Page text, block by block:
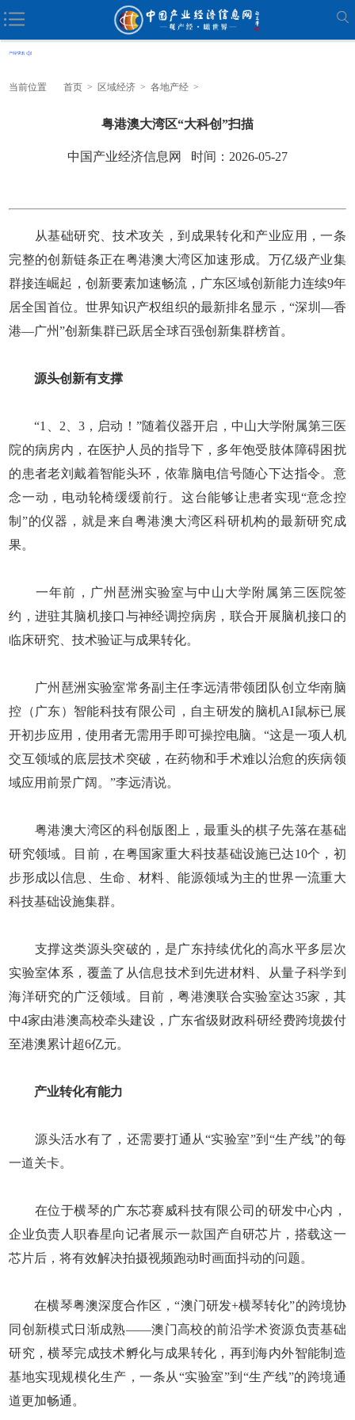
当前位置 首页 > 区域经济 > 各地产经 >
粤港澳大湾区“大科创”扫描
中国产业经济信息网 时间：2026-05-27
从基础研究、技术攻关，到成果转化和产业应用，一条
完整的创新链条正在粤港澳大湾区加速形成。万亿级产业集
群接连崛起，创新要素加速畅流，广东区域创新能力连续9年
居全国首位。世界知识产权组织的最新排名显示，“深圳—香
港—广州”创新集群已跃居全球百强创新集群榜首。
源头创新有支撑
“1、2、3，启动！”随着仪器开启，中山大学附属第三医
院的病房内，在医护人员的指导下，多年饱受肢体障碍困扰
的患者老刘戴着智能头环，依靠脑电信号随心下达指令。意
念一动，电动轮椅缓缓前行。这台能够让患者实现“意念控
制”的仪器，就是来自粤港澳大湾区科研机构的最新研究成
果。
一年前，广州琶洲实验室与中山大学附属第三医院签
约，进驻其脑机接口与神经调控病房，联合开展脑机接口的
临床研究、技术验证与成果转化。
广州琶洲实验室常务副主任李远清带领团队创立华南脑
控（广东）智能科技有限公司，自主研发的脑机AI鼠标已展
开初步应用，使用者无需用手即可操控电脑。“这是一项人机
交互领域的底层技术突破，在药物和手术难以治愈的疾病领
域应用前景广阔。”李远清说。
粤港澳大湾区的科创版图上，最重头的棋子先落在基础
研究领域。目前，在粤国家重大科技基础设施已达10个，初
步形成以信息、生命、材料、能源领域为主的世界一流重大
科技基础设施集群。
支撑这类源头突破的，是广东持续优化的高水平多层次
实验室体系，覆盖了从信息技术到先进材料、从量子科学到
海洋研究的广泛领域。目前，粤港澳联合实验室达35家，其
中4家由港澳高校牵头建设，广东省级财政科研经费跨境拨付
至港澳累计超6亿元。
产业转化有能力
源头活水有了，还需要打通从“实验室”到“生产线”的每
一道关卡。
在位于横琴的广东芯赛威科技有限公司的研发中心内，
企业负责人职春星向记者展示一款国产自研芯片，搭载这一
芯片后，将有效解决拍摄视频跑动时画面抖动的问题。
在横琴粤澳深度合作区，“澳门研发+横琴转化”的跨境协
同创新模式日渐成熟——澳门高校的前沿学术资源负责基础
研究，横琴完成技术孵化与成果转化，再到海内外智能制造
基地实现规模化生产，一条从“实验室”到“生产线”的跨境通
道更加畅通。